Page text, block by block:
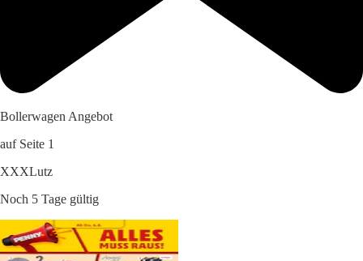
Bollerwagen Angebot
auf Seite 1
XXXLutz
Noch 5 Tage gültig